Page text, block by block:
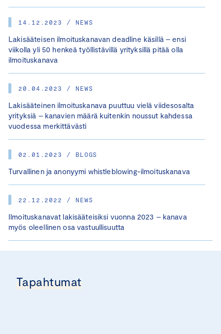
14.12.2023 / NEWS
Lakisääteisen ilmoituskanavan deadline käsillä – ensi
viikolla yli 50 henkeä työllistävillä yrityksillä pitää olla
ilmoituskanava
20.04.2023 / NEWS
Lakisääteinen ilmoituskanava puuttuu vielä viidesosalta
yrityksiä – kanavien määrä kuitenkin noussut kahdessa
vuodessa merkittävästi
02.01.2023 / BLOGS
Turvallinen ja anonyymi whistleblowing-ilmoituskanava
22.12.2022 / NEWS
Ilmoituskanavat lakisääteisiksi vuonna 2023 – kanava
myös oleellinen osa vastuullisuutta
Tapahtumat